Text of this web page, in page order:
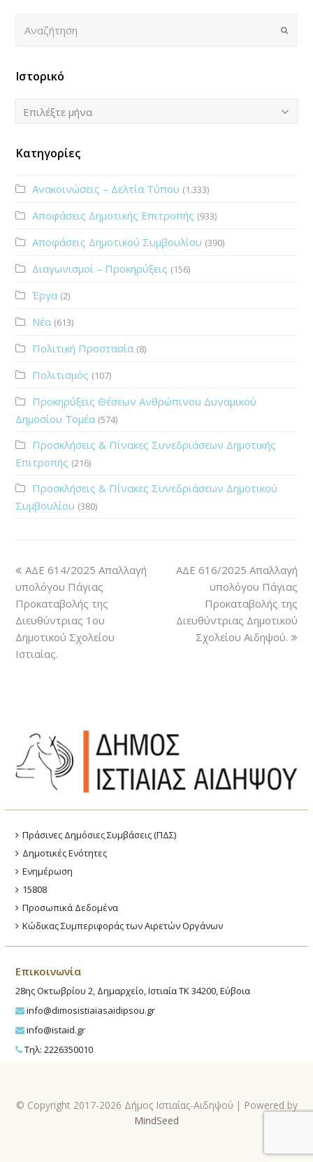
Submit
Ιστορικό
Ιστορικό
Επιλέξτε μήνα
Κατηγορίες
Ανακοινώσεις – Δελτία Τύπου (1.333)
Αποφάσεις Δημοτικής Επιτροπής (933)
Αποφάσεις Δημοτικού Συμβουλίου (390)
Διαγωνισμοί – Προκηρύξεις (156)
Έργα (2)
Νέα (613)
Πολιτική Προστασία (8)
Πολιτισμός (107)
Προκηρύξεις Θέσεων Ανθρώπινου Δυναμικού
Δημοσίου Τομέα (574)
Προσκλήσεις & Πίνακες Συνεδριάσεων Δημοτικής
Επιτροπής (216)
Προσκλήσεις & Πίνακες Συνεδριάσεων Δημοτικού
Συμβουλίου (380)
ΑΔΕ 614/2025 Απαλλαγή
υπολόγου Πάγιας
Προκαταβολής της
Διευθύντριας 1ου
Δημοτικού Σχολείου
Ιστιαίας.
ΑΔΕ 616/2025 Απαλλαγή
υπολόγου Πάγιας
Προκαταβολής της
Διευθύντριας Δημοτικού
Σχολείου Αιδηψού.
Πράσινες Δημόσιες Συμβάσεις (ΠΔΣ)
Δημοτικές Ενότητες
Ενημέρωση
15808
Προσωπικά Δεδομένα
Κώδικας Συμπεριφοράς των Αιρετών Οργάνων
Επικοινωνία
28ης Οκτωβρίου 2, Δημαρχείο, Ιστιαία ΤΚ 34200, Εύβοια
info@dimosistiaiasaidipsou.gr
info@istaid.gr
Τηλ: 2226350010
© Copyright 2017-2026 Δήμος Ιστιαίας-Αιδηψού | Powered by
MindSeed